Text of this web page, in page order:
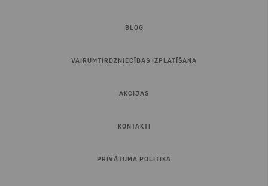
BLOG
VAIRUMTIRDZNIECĪBAS IZPLATĪŠANA
AKCIJAS
KONTAKTI
PRIVĀTUMA POLITIKA